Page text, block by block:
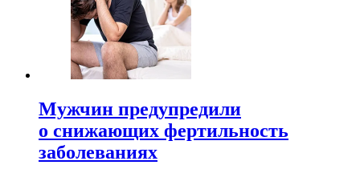
Мужчин предупредили
о снижающих фертильность
заболеваниях